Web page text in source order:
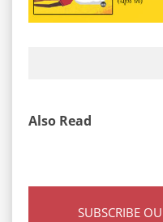
Also Read
SUBSCRIBE